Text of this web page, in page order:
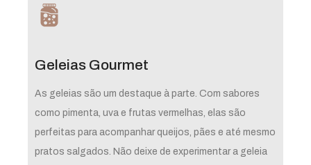
Geleias Gourmet
As geleias são um destaque à parte. Com sabores
como pimenta, uva e frutas vermelhas, elas são
perfeitas para acompanhar queijos, pães e até mesmo
pratos salgados. Não deixe de experimentar a geleia